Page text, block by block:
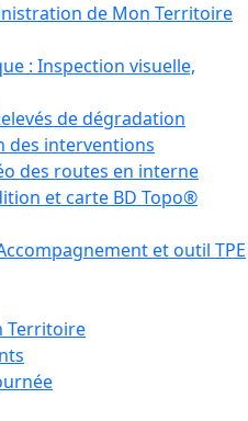
de Mon Territoire
: Inspection visuelle,
de dégradation
des interventions
des routes en interne
et carte BD Topo®
et outil TPE
Territoire